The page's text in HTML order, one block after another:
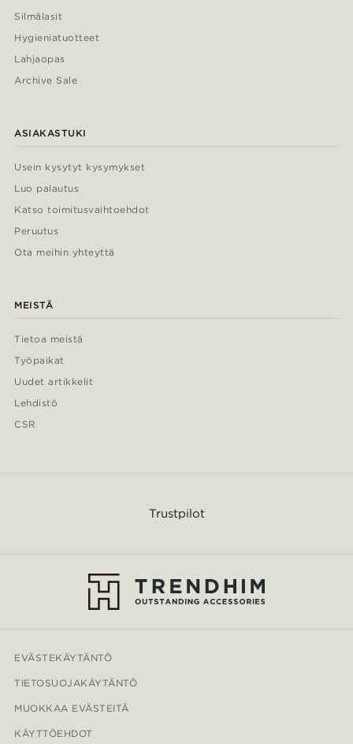
Silmälasit
Hygieniatuotteet
Lahjaopas
Archive Sale
ASIAKASTUKI
Usein kysytyt kysymykset
Luo palautus
Katso toimitusvaihtoehdot
Peruutus
Ota meihin yhteyttä
MEISTÄ
Tietoa meistä
Työpaikat
Uudet artikkelit
Lehdistö
CSR
Trustpilot
EVÄSTEKÄYTÄNTÖ
TIETOSUOJAKÄYTÄNTÖ
MUOKKAA EVÄSTEITÄ
KÄYTTÖEHDOT